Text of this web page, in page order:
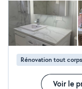
Rénovation tout
Voir le